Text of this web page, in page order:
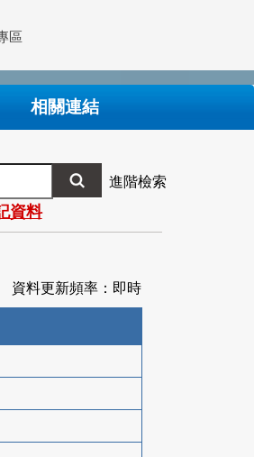
區
相關連結
進階檢索
資料
資料更新頻率：即時